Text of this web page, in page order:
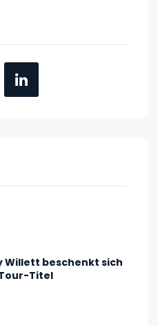
Willett beschenkt sich
Titel